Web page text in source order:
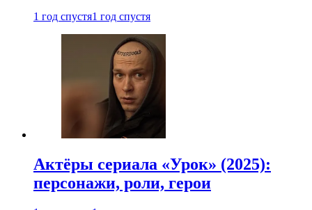
1 год спустя1 год спустя
Актёры сериала «Урок» (2025):
персонажи, роли, герои